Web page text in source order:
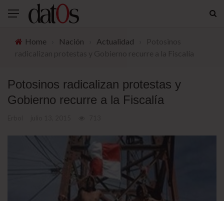
Home Nación Actualidad
Potosinos radicalizan protestas y
Gobierno recurre a la Fiscalía